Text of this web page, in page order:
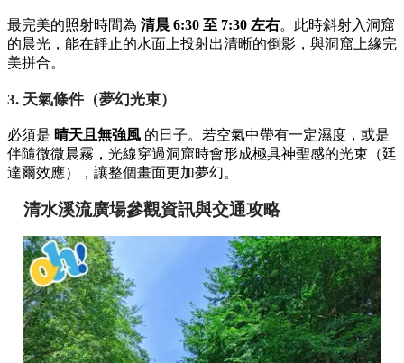
最完美的照射時間為 清晨 6:30 至 7:30 左右。此時斜射入洞窟
的晨光，能在靜止的水面上投射出清晰的倒影，與洞窟上緣完
美拼合。
3. 天氣條件（夢幻光束）
必須是 晴天且無強風 的日子。若空氣中帶有一定濕度，或是
伴隨微微晨霧，光線穿過洞窟時會形成極具神聖感的光束（廷
達爾效應），讓整個畫面更加夢幻。
清水溪流廣場參觀資訊與交通攻略